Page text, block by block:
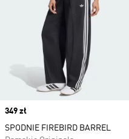
Price
349 zł
SPODNIE FIREBIRD BARREL